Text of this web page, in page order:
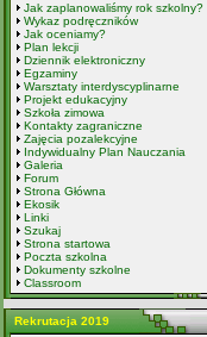
Jak zaplanowaliśmy rok szkolny?
Wykaz podręczników
Jak oceniamy?
Plan lekcji
Dziennik elektroniczny
Egzaminy
Warsztaty interdyscyplinarne
Projekt edukacyjny
Szkoła zimowa
Kontakty zagraniczne
Zajęcia pozalekcyjne
Indywidualny Plan Nauczania
Galeria
Forum
Strona Główna
Ekosik
Linki
Szukaj
Strona startowa
Poczta szkolna
Dokumenty szkolne
Classroom
Rekrutacja 2019